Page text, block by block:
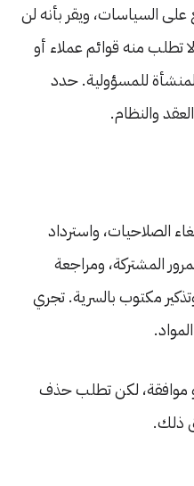
على السياسات، ويقر بأنه لن
منه قوائم عملاء أو
للمسؤولية. حدد
والنظام.
الصلاحيات، واسترداد
المشتركة، ومراجعة
مكتوب بالسرية. تجري
موافقة، لكن تطلب حذف
ذلك.